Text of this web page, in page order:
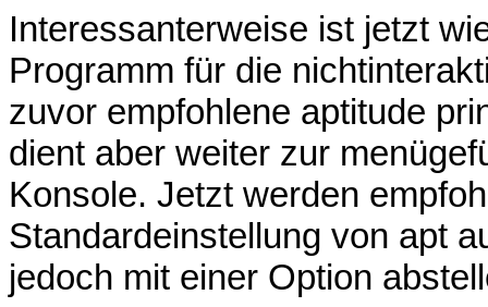
Interessanterweise ist jetzt
Programm für die
zuvor empfohlene aptitude
dient aber weiter zur
Konsole. Jetzt werden
Standardeinstellung von apt
jedoch mit einer Option